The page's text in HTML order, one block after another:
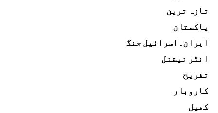
تازہ ترین
پاکستان
ایران۔اسرائیل جنگ
انٹر نیشنل
تفریح
کاروبار
کھیل